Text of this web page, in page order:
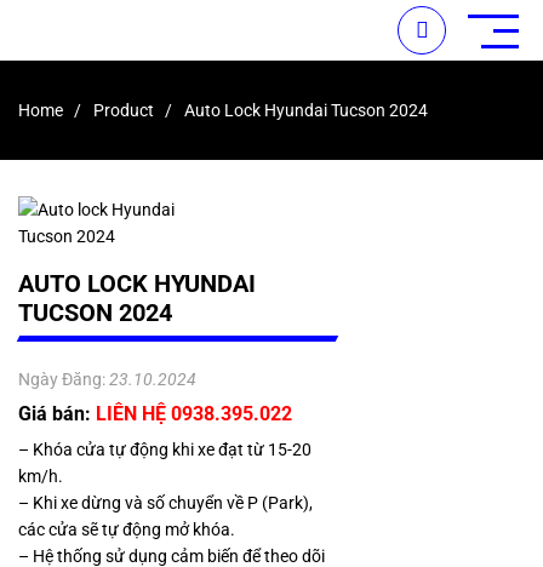
Home Product Auto Lock Hyundai Tucson 2024
AUTO LOCK HYUNDAI
TUCSON 2024
Ngày Đăng: 23.10.2024
Giá bán: LIÊN HỆ 0938.395.022
– Khóa cửa tự động khi xe đạt từ 15-20
km/h.
– Khi xe dừng và số chuyển về P (Park),
các cửa sẽ tự động mở khóa.
– Hệ thống sử dụng cảm biến để theo dõi